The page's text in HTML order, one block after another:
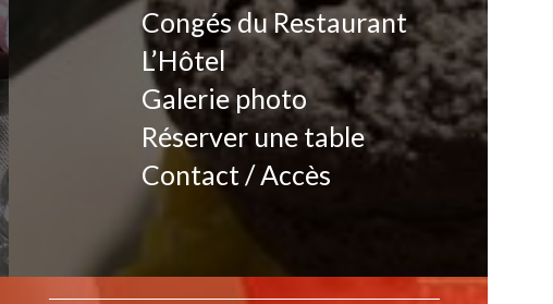
Congés du Restaurant
L’Hôtel
Galerie photo
Réserver une table
Contact / Accès